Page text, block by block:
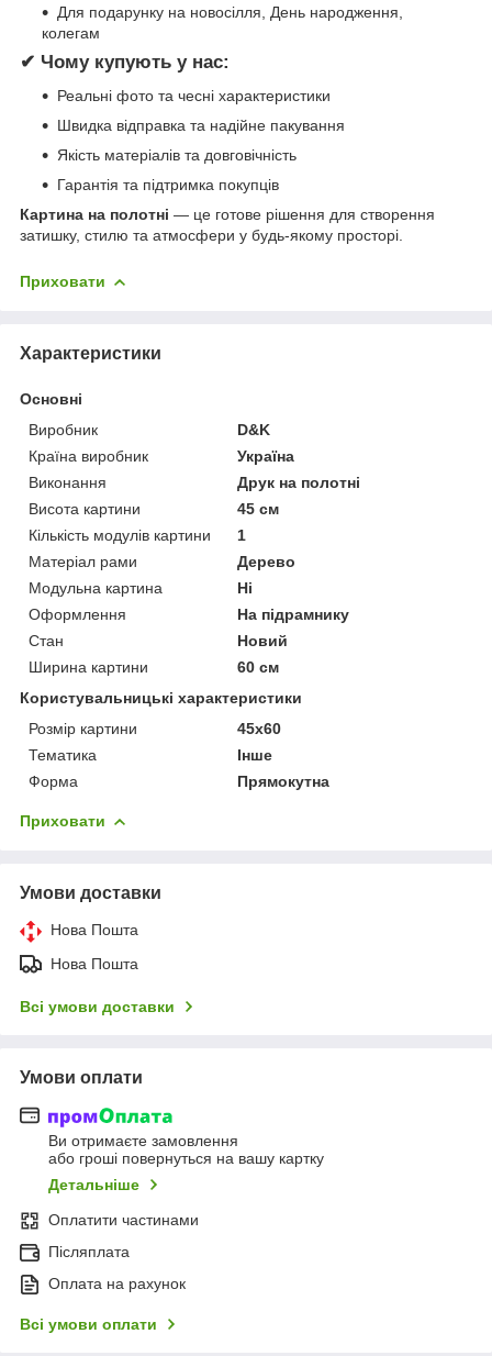
Для подарунку на новосілля, День народження,
колегам
✔ Чому купують у нас:
Реальні фото та чесні характеристики
Швидка відправка та надійне пакування
Якість матеріалів та довговічність
Гарантія та підтримка покупців
Картина на полотні — це готове рішення для створення
затишку, стилю та атмосфери у будь-якому просторі.
Приховати
Характеристики
Основні
Виробник
D&K
Країна виробник
Україна
Виконання
Друк на полотні
Висота картини
45 см
Кількість модулів картини
1
Матеріал рами
Дерево
Модульна картина
Ні
Оформлення
На підрамнику
Стан
Новий
Ширина картини
60 см
Користувальницькі характеристики
Розмір картини
45х60
Тематика
Інше
Форма
Прямокутна
Приховати
Умови доставки
Нова Пошта
Нова Пошта
Всі умови доставки
Умови оплати
Ви отримаєте замовлення
або гроші повернуться на вашу картку
Детальніше
Оплатити частинами
Післяплата
Оплата на рахунок
Всі умови оплати